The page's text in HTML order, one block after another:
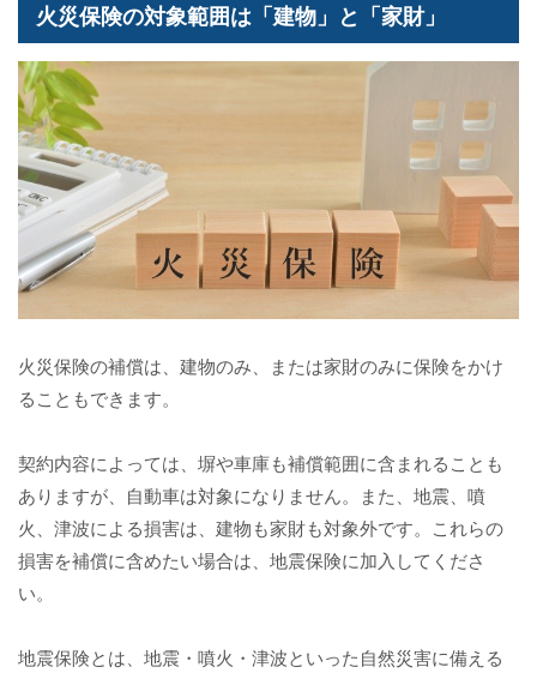
火災保険の対象範囲は「建物」と「家財」
火災保険の補償は、建物のみ、または家財のみに保険をかけ
ることもできます。
契約内容によっては、塀や車庫も補償範囲に含まれることも
ありますが、自動車は対象になりません。また、地震、噴
火、津波による損害は、建物も家財も対象外です。これらの
損害を補償に含めたい場合は、地震保険に加入してくださ
い。
地震保険とは、地震・噴火・津波といった自然災害に備える